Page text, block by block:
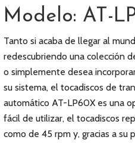
Modelo: AT-
Tanto si acaba de llegar al
redescubriendo una colección
o simplemente desea
su sistema, el tocadiscos de
automático AT-LP60X es una
fácil de utilizar, el tocadiscos
como de 45 rpm y, gracias a su